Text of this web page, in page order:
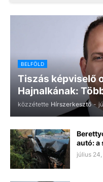
BELFÖLD
Tiszás képviselő
Hajnalkának:
közzétette Hírszerkesztő -
autó: a
július